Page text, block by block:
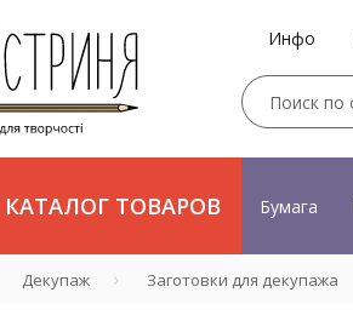
Инфо
КАТАЛОГ ТОВАРОВ Бумага
Декупаж Заготовки для декупажа